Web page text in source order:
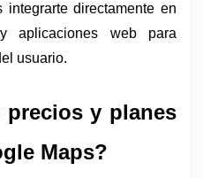
integrarte directamente en
aplicaciones web para
usuario.
y planes
Maps?